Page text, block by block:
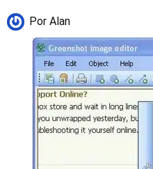
Por Alan